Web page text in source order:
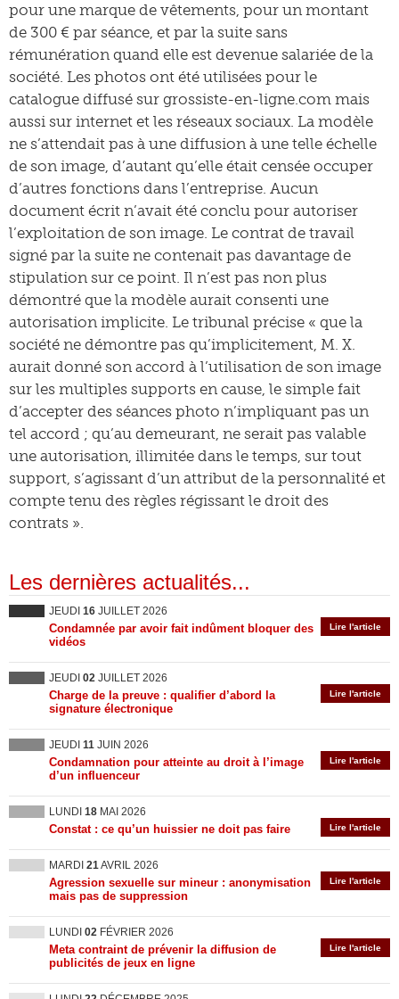
pour une marque de vêtements, pour un montant
de 300 € par séance, et par la suite sans
rémunération quand elle est devenue salariée de la
société. Les photos ont été utilisées pour le
catalogue diffusé sur grossiste-en-ligne.com mais
aussi sur internet et les réseaux sociaux. La modèle
ne s’attendait pas à une diffusion à une telle échelle
de son image, d’autant qu’elle était censée occuper
d’autres fonctions dans l’entreprise. Aucun
document écrit n’avait été conclu pour autoriser
l’exploitation de son image. Le contrat de travail
signé par la suite ne contenait pas davantage de
stipulation sur ce point. Il n’est pas non plus
démontré que la modèle aurait consenti une
autorisation implicite. Le tribunal précise « que la
société ne démontre pas qu’implicitement, M. X.
aurait donné son accord à l’utilisation de son image
sur les multiples supports en cause, le simple fait
d’accepter des séances photo n’impliquant pas un
tel accord ; qu’au demeurant, ne serait pas valable
une autorisation, illimitée dans le temps, sur tout
support, s’agissant d’un attribut de la personnalité et
compte tenu des règles régissant le droit des
contrats ».
Les dernières actualités...
JEUDI 16 JUILLET 2026
Lire l'article
Condamnée par avoir fait indûment bloquer des
vidéos
JEUDI 02 JUILLET 2026
Lire l'article
Charge de la preuve : qualifier d’abord la
signature électronique
JEUDI 11 JUIN 2026
Lire l'article
Condamnation pour atteinte au droit à l’image
d’un influenceur
LUNDI 18 MAI 2026
Lire l'article
Constat : ce qu’un huissier ne doit pas faire
MARDI 21AVRIL 2026
Lire l'article
Agression sexuelle sur mineur : anonymisation
mais pas de suppression
LUNDI 02 FÉVRIER 2026
Lire l'article
Meta contraint de prévenir la diffusion de
publicités de jeux en ligne